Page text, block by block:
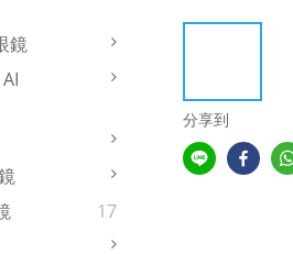
鏡
17
分享到